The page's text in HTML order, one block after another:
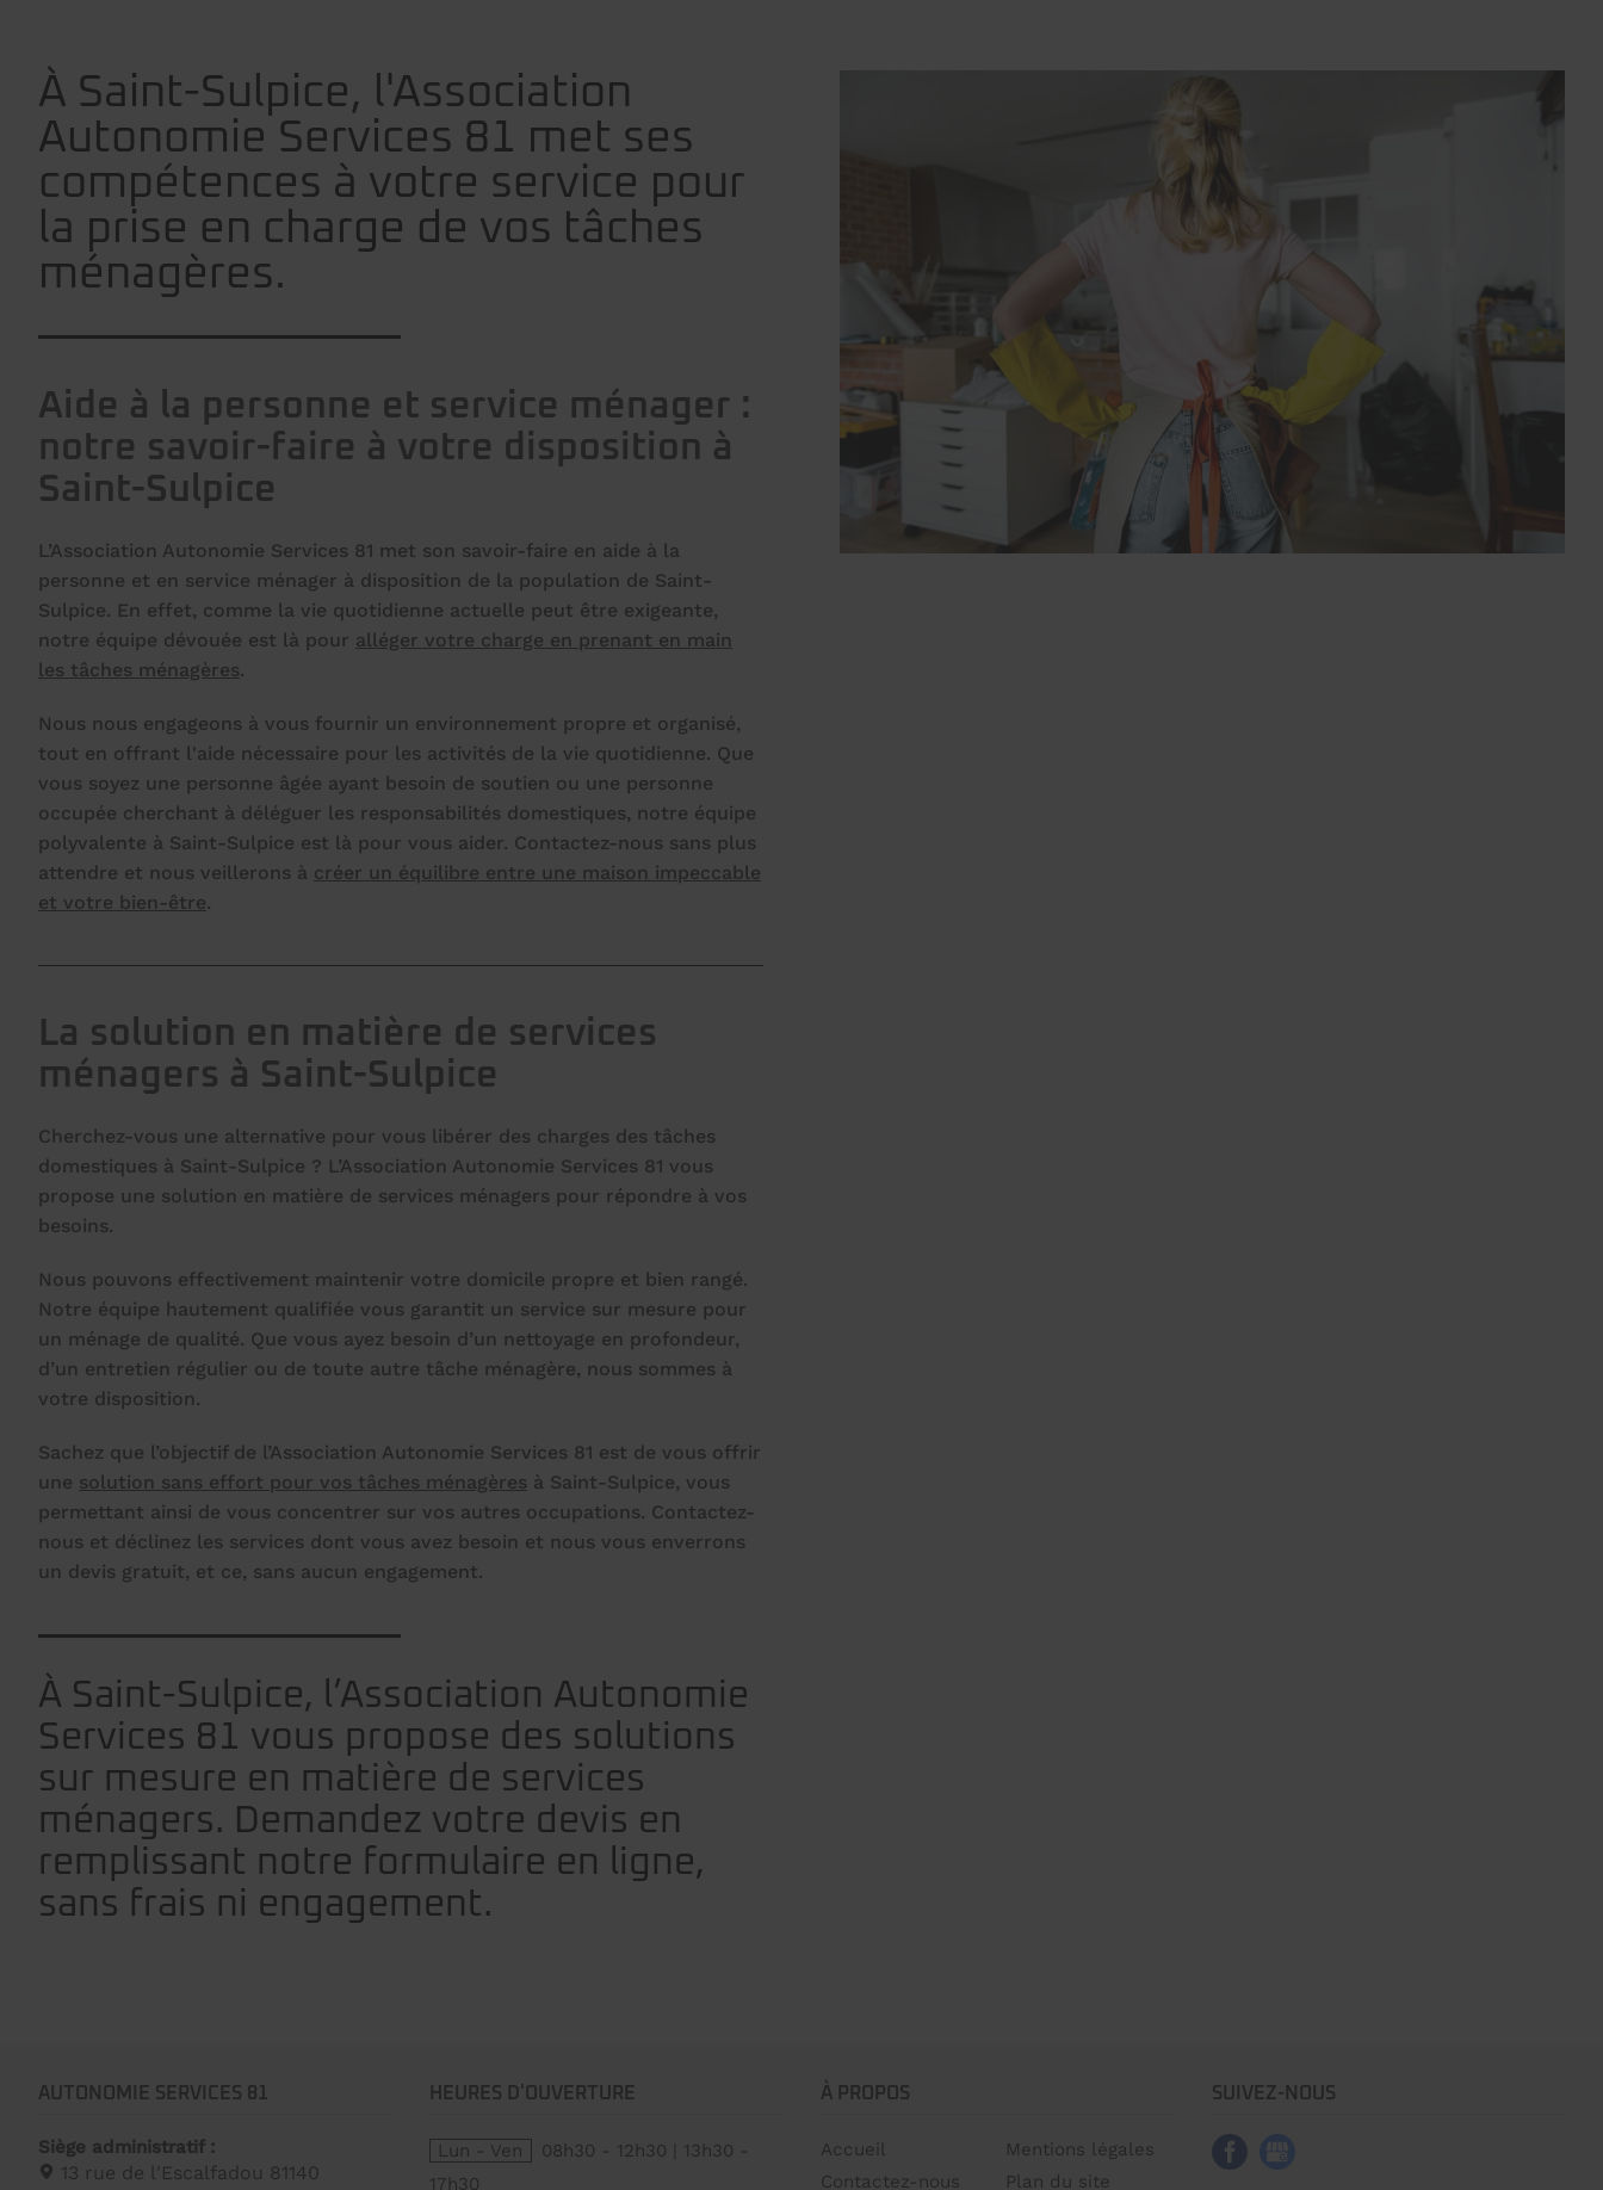
À Saint-Sulpice, l'Association
Autonomie Services 81 met ses
compétences à votre service pour
la prise en charge de vos tâches
ménagères.
Aide à la personne et service ménager :
notre savoir-faire à votre disposition à
Saint-Sulpice
L’Association Autonomie Services 81 met son savoir-faire en aide à la
personne et en service ménager à disposition de la population de Saint-
Sulpice. En effet, comme la vie quotidienne actuelle peut être exigeante,
notre équipe dévouée est là pour alléger votre charge en prenant en main
les tâches ménagères.
Nous nous engageons à vous fournir un environnement propre et organisé,
tout en offrant l'aide nécessaire pour les activités de la vie quotidienne. Que
vous soyez une personne âgée ayant besoin de soutien ou une personne
occupée cherchant à déléguer les responsabilités domestiques, notre équipe
polyvalente à Saint-Sulpice est là pour vous aider. Contactez-nous sans plus
attendre et nous veillerons à créer un équilibre entre une maison impeccable
et votre bien-être.
La solution en matière de services
ménagers à Saint-Sulpice
Cherchez-vous une alternative pour vous libérer des charges des tâches
domestiques à Saint-Sulpice ? L’Association Autonomie Services 81 vous
propose une solution en matière de services ménagers pour répondre à vos
besoins.
Nous pouvons effectivement maintenir votre domicile propre et bien rangé.
Notre équipe hautement qualifiée vous garantit un service sur mesure pour
un ménage de qualité. Que vous ayez besoin d’un nettoyage en profondeur,
d’un entretien régulier ou de toute autre tâche ménagère, nous sommes à
votre disposition.
Sachez que l’objectif de l’Association Autonomie Services 81 est de vous offrir
une solution sans effort pour vos tâches ménagères à Saint-Sulpice, vous
permettant ainsi de vous concentrer sur vos autres occupations. Contactez-
nous et déclinez les services dont vous avez besoin et nous vous enverrons
un devis gratuit, et ce, sans aucun engagement.
À Saint-Sulpice, l’Association Autonomie
Services 81 vous propose des solutions
sur mesure en matière de services
ménagers. Demandez votre devis en
remplissant notre formulaire en ligne,
sans frais ni engagement.
AUTONOMIE SERVICES 81
Siège administratif :
13 rue de l'Escalfadou 81140
HEURES D'OUVERTURE
Lun - Ven
08h30 - 12h30 | 13h30 -
17h30
À PROPOS
Accueil
Contactez-nous
Mentions légales
Plan du site
SUIVEZ-NOUS